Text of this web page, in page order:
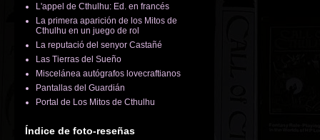
L'appel de Cthulhu: Ed. en francés
La primera aparición de los Mitos de
Cthulhu en un juego de rol
La reputació del senyor Castañé
Las Tierras del Sueño
Miscelánea autógrafos lovecraftianos
Pantallas del Guardián
Portal de Los Mitos de Cthulhu
Índice de foto-reseñas